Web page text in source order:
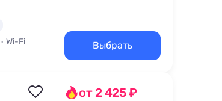
Wi-Fi
Выбрать
от 2 425 ₽